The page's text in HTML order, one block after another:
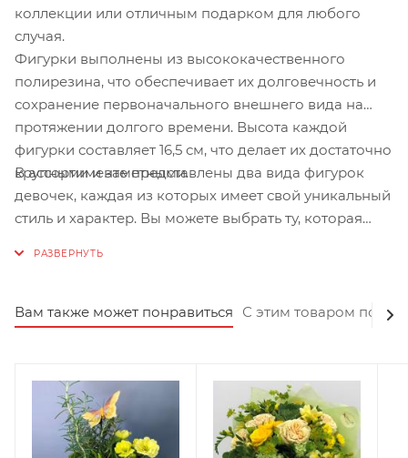
коллекции или отличным подарком для любого
случая.
Фигурки выполнены из высококачественного
полирезина, что обеспечивает их долговечность и
сохранение первоначального внешнего вида на
протяжении долгого времени. Высота каждой
фигурки составляет 16,5 см, что делает их достаточно
крупными и заметными.
В ассортименте представлены два вида фигурок
девочек, каждая из которых имеет свой уникальный
стиль и характер. Вы можете выбрать ту, которая
Вам также может понравиться С этим товаром